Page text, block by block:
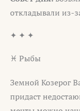
откладывали из-
✦ ✦ ✦
♓ Рыбы
Земной Козерог
придаст